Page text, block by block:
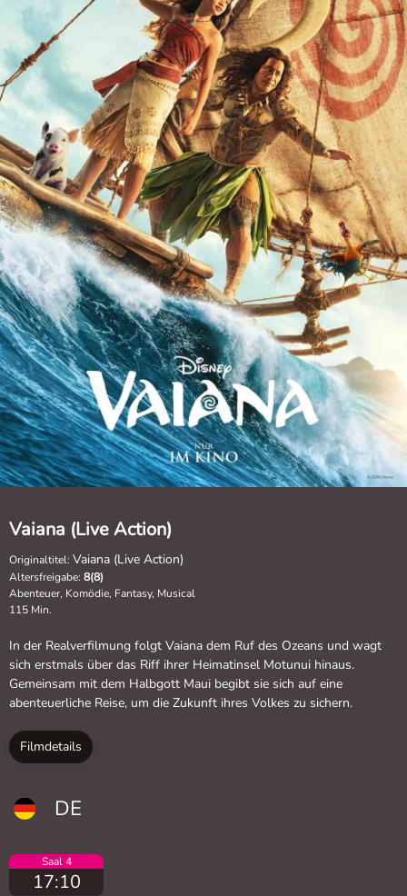
Vaiana (Live Action)
Originaltitel: Vaiana (Live Action)
Altersfreigabe: 8(8)
Abenteuer, Komödie, Fantasy, Musical
115 Min.
In der Realverfilmung folgt Vaiana dem Ruf des Ozeans und wagt
sich erstmals über das Riff ihrer Heimatinsel Motunui hinaus.
Gemeinsam mit dem Halbgott Maui begibt sie sich auf eine
abenteuerliche Reise, um die Zukunft ihres Volkes zu sichern.
Filmdetails
DE
Saal 4
17:10